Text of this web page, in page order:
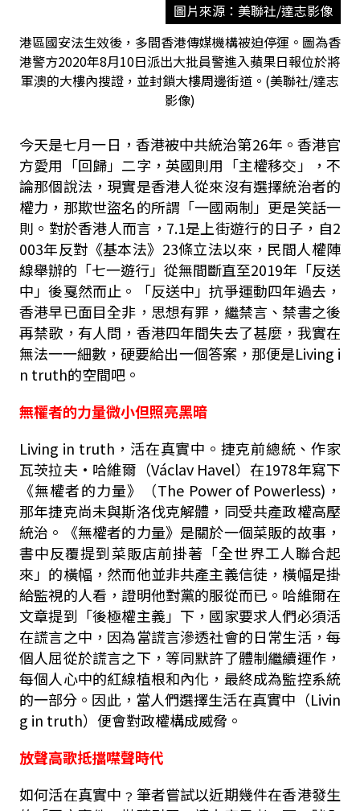
圖片來源：美聯社/達志影像
港區國安法生效後，多間香港傳媒機構被迫停運。圖為香
港警方2020年8月10日派出大批員警進入蘋果日報位於將
軍澳的大樓內搜證，並封鎖大樓周邊街道。(美聯社/達志
影像)
今天是七月一日，香港被中共統治第26年。香港官
方愛用「回歸」二字，英國則用「主權移交」，不
論那個說法，現實是香港人從來沒有選擇統治者的
權力，那欺世盜名的所謂「一國兩制」更是笑話一
則。對於香港人而言，7.1是上街遊行的日子，自2
003年反對《基本法》23條立法以來，民間人權陣
線舉辦的「七一遊行」從無間斷直至2019年「反送
中」後戛然而止。「反送中」抗爭運動四年過去，
香港早已面目全非，思想有罪，繼禁言、禁書之後
再禁歌，有人問，香港四年間失去了甚麼，我實在
無法一一細數，硬要給出一個答案，那便是Living i
n truth的空間吧。
無權者的力量微小但照亮黑暗
Living in truth，活在真實中。捷克前總統、作家
瓦茨拉夫·哈維爾（Václav Havel）在1978年寫下
《無權者的力量》（The Power of Powerless)，
那年捷克尚未與斯洛伐克解體，同受共產政權高壓
統治。《無權者的力量》是關於一個菜販的故事，
書中反覆提到菜販店前掛著「全世界工人聯合起
來」的橫幅，然而他並非共產主義信徒，橫幅是掛
給監視的人看，證明他對黨的服從而已。哈維爾在
文章提到「後極權主義」下，國家要求人們必須活
在謊言之中，因為當謊言滲透社會的日常生活，每
個人屈從於謊言之下，等同默許了體制繼續運作，
每個人心中的紅線植根和內化，最終成為監控系統
的一部分。因此，當人們選擇生活在真實中（Livin
g in truth）便會對政權構成威脅。
放聲高歌抵擋噤聲時代
如何活在真實中﹖筆者嘗試以近期幾件在香港發生